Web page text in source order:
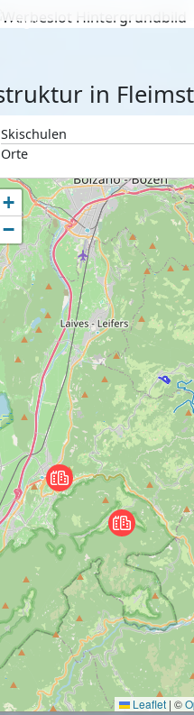
in
Skischulen
Orte
+
−
Leaflet | ©